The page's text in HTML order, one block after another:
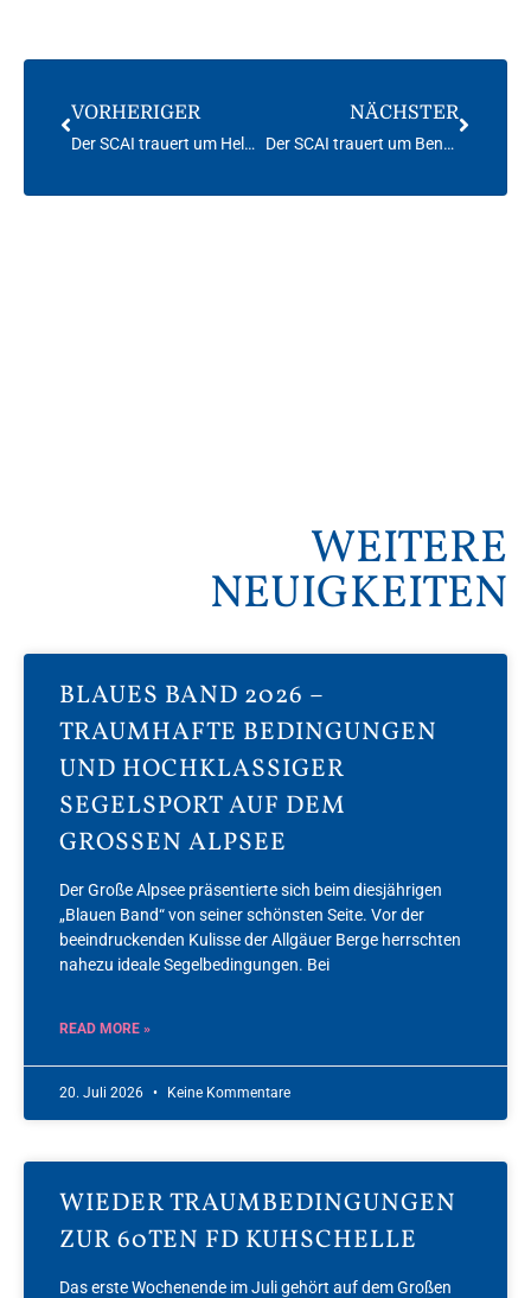
VORHERIGER
Der SCAI trauert um Helmut Zink
NÄCHSTER
Der SCAI trauert um Bene Wiedemann
WEITERE
NEUIGKEITEN
BLAUES BAND 2026 –
TRAUMHAFTE BEDINGUNGEN
UND HOCHKLASSIGER
SEGELSPORT AUF DEM
GROSSEN ALPSEE
Der Große Alpsee präsentierte sich beim diesjährigen
„Blauen Band“ von seiner schönsten Seite. Vor der
beeindruckenden Kulisse der Allgäuer Berge herrschten
nahezu ideale Segelbedingungen. Bei
READ MORE »
20. Juli 2026 Keine Kommentare
WIEDER TRAUMBEDINGUNGEN
ZUR 60TEN FD KUHSCHELLE
Das erste Wochenende im Juli gehört auf dem Großen